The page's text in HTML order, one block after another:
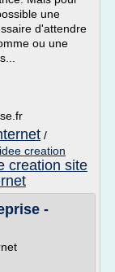
une
d'attendre
ou une
/
idee creation
creation site
-